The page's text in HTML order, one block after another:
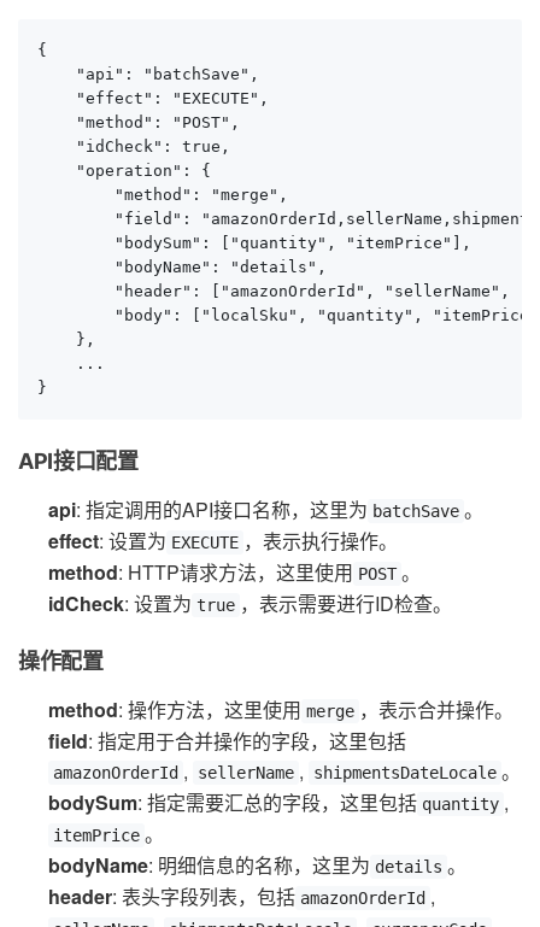
{
    "api": "batchSave",
    "effect": "EXECUTE",
    "method": "POST",
    "idCheck": true,
    "operation": {
        "method": "merge",
"field":
        "bodySum": ["quantity", "itemPrice"],
        "bodyName": "details",
"header": ["amazonOrderId", "sellerName",
"body": ["localSku", "quantity",
    },
    ...
}
API接口配置
api: 指定调用的API接口名称，这里为 batchSave 。
effect: 设置为 EXECUTE ，表示执行操作。
method: HTTP请求方法，这里使用 POST 。
idCheck: 设置为 true ，表示需要进行ID检查。
操作配置
method: 操作方法，这里使用 merge ，表示合并操作。
field: 指定用于合并操作的字段，这里包括
amazonOrderId , sellerName , shipmentsDateLocale 。
bodySum: 指定需要汇总的字段，这里包括 quantity ,
itemPrice 。
bodyName: 明细信息的名称，这里为 details 。
header: 表头字段列表，包括 amazonOrderId ,